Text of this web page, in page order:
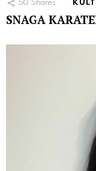
50 Shares
SNAGA